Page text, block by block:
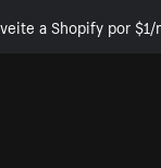
a Shopify por